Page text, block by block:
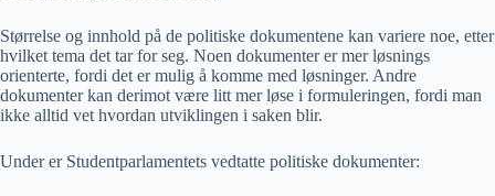
Størrelse og innhold på de politiske dokumentene kan variere noe, etter
hvilket tema det tar for seg. Noen dokumenter er mer løsnings
orienterte, fordi det er mulig å komme med løsninger. Andre
dokumenter kan derimot være litt mer løse i formuleringen, fordi man
ikke alltid vet hvordan utviklingen i saken blir.
Under er Studentparlamentets vedtatte politiske dokumenter: